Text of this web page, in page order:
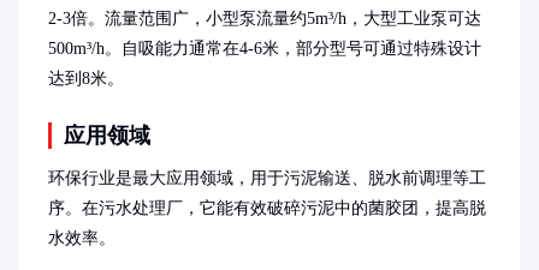
2-3倍。流量范围广，小型泵流量约5m³/h，大型工业泵可达
500m³/h。自吸能力通常在4-6米，部分型号可通过特殊设计
达到8米。
应用领域
环保行业是最大应用领域，用于污泥输送、脱水前调理等工
序。在污水处理厂，它能有效破碎污泥中的菌胶团，提高脱
水效率。